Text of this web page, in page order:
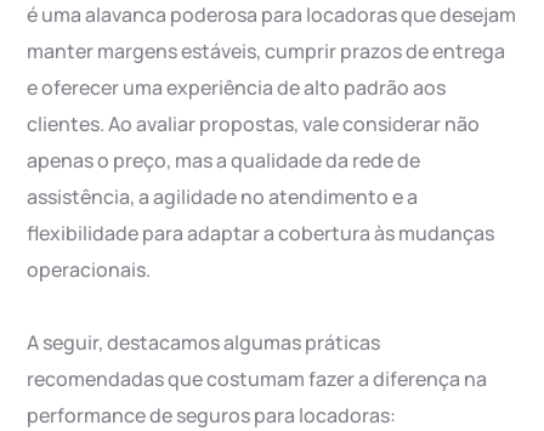
é uma alavanca poderosa para locadoras que desejam
manter margens estáveis, cumprir prazos de entrega
e oferecer uma experiência de alto padrão aos
clientes. Ao avaliar propostas, vale considerar não
apenas o preço, mas a qualidade da rede de
assistência, a agilidade no atendimento e a
flexibilidade para adaptar a cobertura às mudanças
operacionais.
A seguir, destacamos algumas práticas
recomendadas que costumam fazer a diferença na
performance de seguros para locadoras: